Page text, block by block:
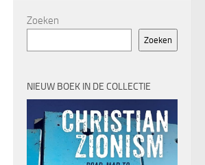
Zoeken
Zoeken
NIEUW BOEK IN DE COLLECTIE